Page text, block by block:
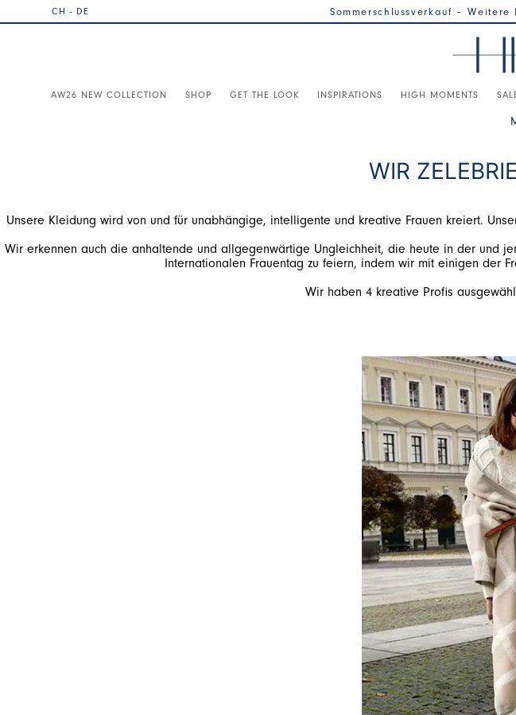
CH - DE Sommerschlussverkauf –
AW26 NEW COLLECTION SHOP GET THE LOOK INSPIRATIONS HIGH MOMENTS
WIR
Wir erkennen auch die anhaltende und allgegenwärtige Ungleichheit, die heute in der und
Wir haben 4 kreative Profis